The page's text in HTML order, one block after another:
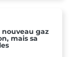
gaz
mais sa